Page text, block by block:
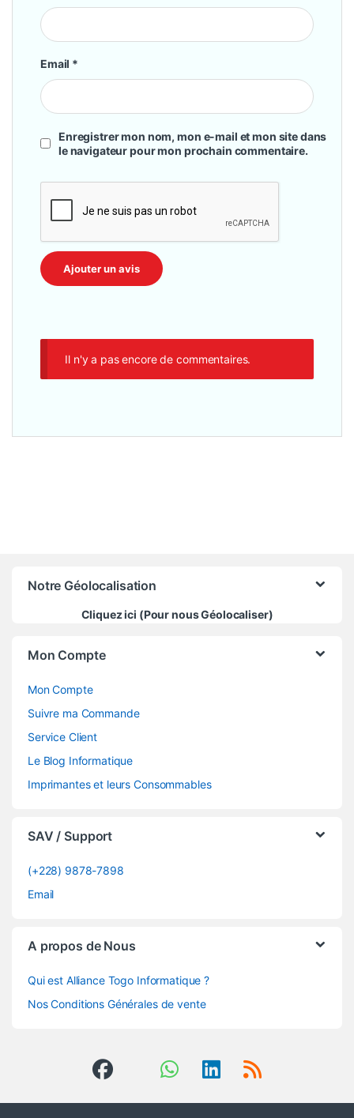
Email *
Enregistrer mon nom, mon e-mail et mon site dans
le navigateur pour mon prochain commentaire.
Il n'y a pas encore de commentaires.
Notre Géolocalisation
Cliquez ici (Pour nous Géolocaliser)
Mon Compte
Mon Compte
Suivre ma Commande
Service Client
Le Blog Informatique
Imprimantes et leurs Consommables
SAV / Support
(+228) 9878-7898
Email
A propos de Nous
Qui est Alliance Togo Informatique ?
Nos Conditions Générales de vente